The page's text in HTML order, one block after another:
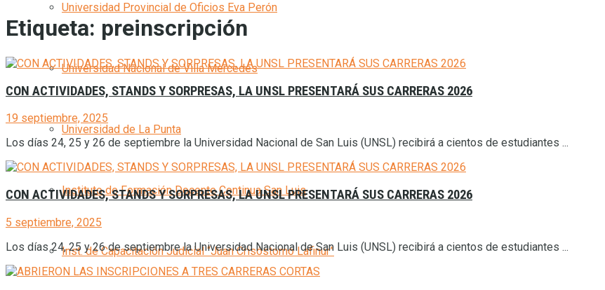
Universidad Provincial de Oficios Eva Perón
Universidad Nacional de Villa Mercedes
Universidad de La Punta
Instituto de Formación Docente Continua San Luis
Inst. de Capacitación Judicial “Juan Crisóstomo Lafinur”
Etiqueta: preinscripción
CON ACTIVIDADES, STANDS Y SORPRESAS, LA UNSL PRESENTARÁ SUS CARRERAS 2026
19 septiembre, 2025
Los días 24, 25 y 26 de septiembre la Universidad Nacional de San Luis (UNSL) recibirá a cientos de estudiantes ...
CON ACTIVIDADES, STANDS Y SORPRESAS, LA UNSL PRESENTARÁ SUS CARRERAS 2026
5 septiembre, 2025
Los días 24, 25 y 26 de septiembre la Universidad Nacional de San Luis (UNSL) recibirá a cientos de estudiantes ...